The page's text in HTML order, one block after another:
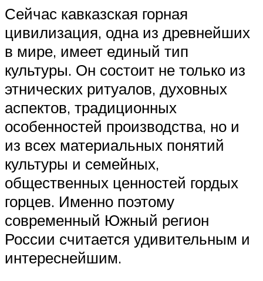
Сейчас кавказская горная
цивилизация, одна из древнейших
в мире, имеет единый тип
культуры. Он состоит не только из
этнических ритуалов, духовных
аспектов, традиционных
особенностей производства, но и
из всех материальных понятий
культуры и семейных,
общественных ценностей гордых
горцев. Именно поэтому
современный Южный регион
России считается удивительным и
интереснейшим.